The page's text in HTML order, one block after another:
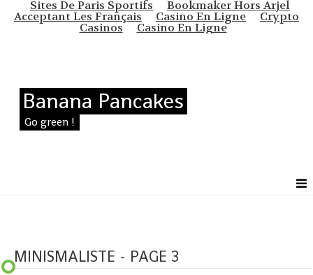
Sites De Paris Sportifs Bookmaker Hors Arjel
Acceptant Les Français Casino En Ligne Crypto
Casinos Casino En Ligne
Banana Pancakes
Go green !
MINISMALISTE - PAGE 3